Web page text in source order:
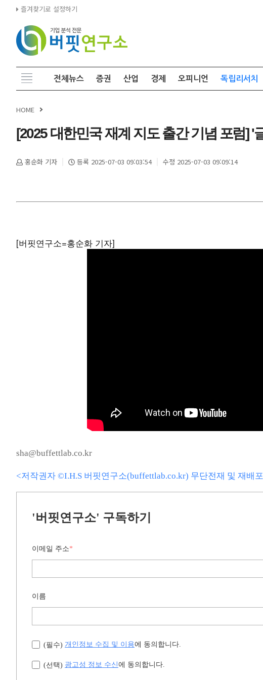
즐겨찾기로 설정하기
전체뉴스 증권 산업 경제 오피니언 독립리서치
HOME
[2025 대한민국 재계 지도 출간 기념 포럼]
홍순화 기자 등록 2025-07-03 09:03:54 수정 2025-07-03 09:09:14
[버핏연구소=홍순화 기자]
sha@buffettlab.co.kr
<저작권자 ©I.H.S 버핏연구소(buffettlab.co.kr) 무단전재 및 재배
'버핏연구소' 구독하기
이메일 주소*
이름
(필수) 개인정보 수집 및 이용에 동의합니다.
(선택) 광고성 정보 수신에 동의합니다.